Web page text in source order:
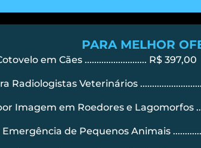
PARA MELHOR
em Cães .......................... R$ 397,00
Veterinários
Imagem em Roedores e Lagomorfos
de Pequenos Animais